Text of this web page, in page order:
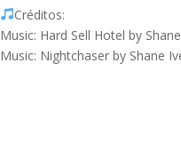
Créditos:
Music: Hard Sell Hotel by
Music: Nightchaser by Shane